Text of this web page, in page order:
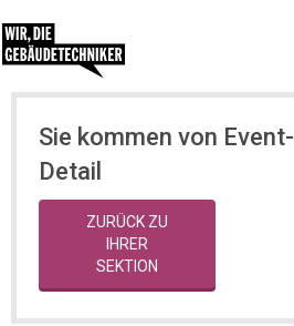
Sie kommen von Event-
Detail
ZURÜCK ZU
IHRER
SEKTION